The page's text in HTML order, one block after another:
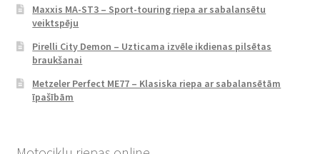
Maxxis MA-ST3 – Sport-touring riepa ar sabalansētu
veiktspēju
Pirelli City Demon – Uzticama izvēle ikdienas pilsētas
braukšanai
Metzeler Perfect ME77 – Klasiska riepa ar sabalansētām
īpašībām